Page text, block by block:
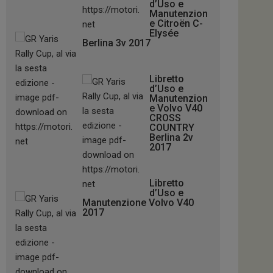
d’Uso e
Manutenzion
e Citroën C-
Elysée
Berlina 3v 2017
Libretto
d’Uso e
Manutenzion
e Volvo V40
CROSS
COUNTRY
Berlina 2v
2017
Libretto
d’Uso e
Manutenzione Volvo V40
2017